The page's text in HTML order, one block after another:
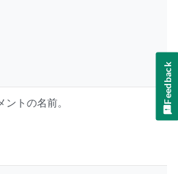
トの名前。 Feedback